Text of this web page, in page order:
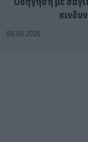
09.08.2026